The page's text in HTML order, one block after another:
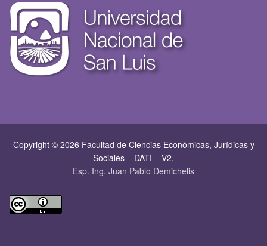
Copyright © 2026 Facultad de Ciencias Económicas, Jurí­dicas y
Sociales – DATI – V2.
Esp. Ing. Juan Pablo Demichelis